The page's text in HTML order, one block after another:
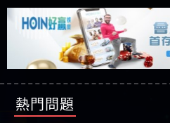
51,000倍數玩法攻略，輕鬆
【其他問題】「拆解力智
賴zg369」力智投資是不
力智投資是詐騙嗎 南部老
回報獲利 請不要在匯款
【其他問題】 【遇天盛商
zg369】天盛商行詐騙 天
行是真的嗎 天盛商行是詐
招教你拿回
【其他問題】 受害者援助
大戶e點靈詐騙痛不欲生
點靈是不是詐騙 大戶e點
法出金 （大戶e點靈）教
【其他問題】 弘記投資
費討回資金賴zg369】弘記
是不是詐騙 弘記投資是真
【其他問題】 被騙追回賴【
詐騙手法欺詐群眾 KnTop是
【其他問題】機台運算專
【侯依揚】廢物喔
【傑】推代理真的好相處
【盧鴻傑】請問一下100
回答
【王亞廷】LINE:kK605638
【王亞廷】#免費手遊#錢龍
【傑】真的
【蔡如軒】黑網一個呵呵
熱門問題